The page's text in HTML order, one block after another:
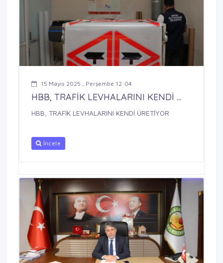
15 Mayıs 2025 , Perşembe 12:04
HBB, TRAFİK LEVHALARINI KENDİ ...
HBB, TRAFİK LEVHALARINI KENDİ ÜRETİYOR
İncele